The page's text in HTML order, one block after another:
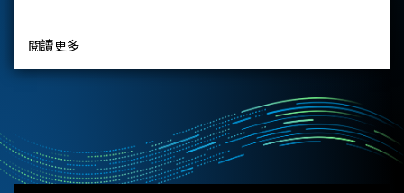
閱讀更多